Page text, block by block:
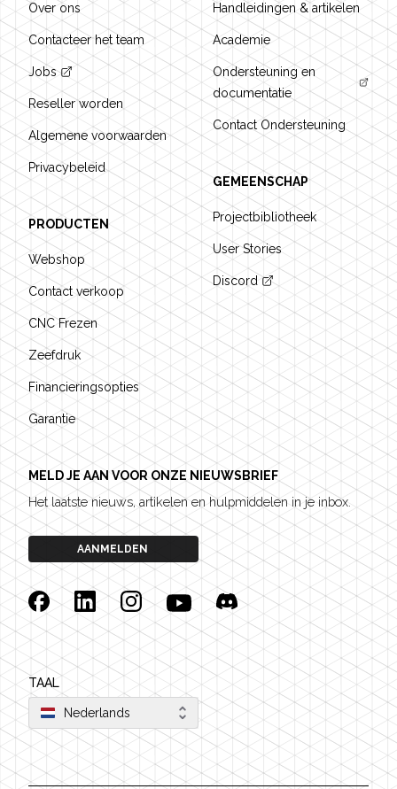
Over ons
Contacteer het team
Jobs
Reseller worden
Algemene voorwaarden
Privacybeleid
PRODUCTEN
Webshop
Contact verkoop
CNC Frezen
Zeefdruk
Financieringsopties
Garantie
Handleidingen & artikelen
Academie
Ondersteuning en
documentatie
Contact Ondersteuning
GEMEENSCHAP
Projectbibliotheek
User Stories
Discord
MELD JE AAN VOOR ONZE NIEUWSBRIEF
Het laatste nieuws, artikelen en hulpmiddelen in je inbox.
AANMELDEN
FacebookLinkedinInstagramYouTubeDiscord
TAAL
Nederlands